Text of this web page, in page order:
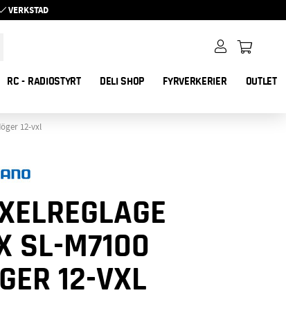
VERKSTAD
RC - RADIOSTYRT DELI SHOP FYRVERKERIER
OUTLET
12-vxl
SL-M7100
12-VXL